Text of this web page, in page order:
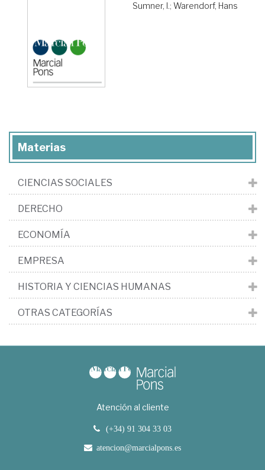
Sumner, I.; Warendorf, Hans
Materias
CIENCIAS SOCIALES
DERECHO
ECONOMÍA
EMPRESA
HISTORIA Y CIENCIAS HUMANAS
OTRAS CATEGORÍAS
Atención al cliente
(+34) 91 304 33 03
atencion@marcialpons.es